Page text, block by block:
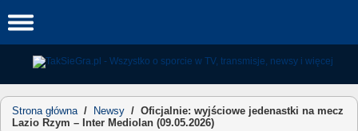
to
Strona główna/ Newsy / Oficjalnie: wyjściowe jedenastki na mecz
Lazio Rzym – Inter Mediolan (09.05.2026)